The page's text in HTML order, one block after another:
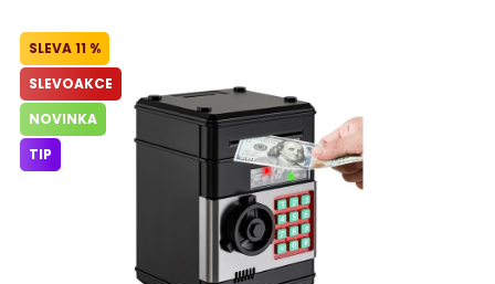
Domácnost
Dětská hřiště
11 %
SLEVOAKCE
NOVINKA
TIP